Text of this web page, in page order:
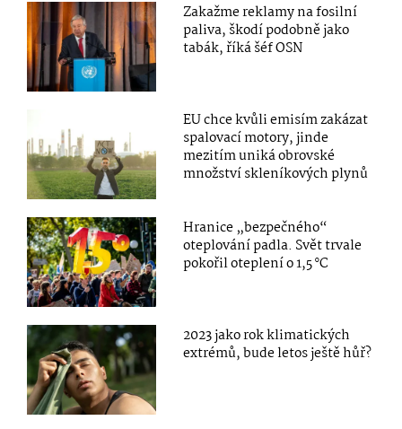
Zakažme reklamy na fosilní
paliva, škodí podobně jako
tabák, říká šéf OSN
EU chce kvůli emisím zakázat
spalovací motory, jinde
mezitím uniká obrovské
množství skleníkových plynů
Hranice „bezpečného“
oteplování padla. Svět trvale
pokořil oteplení o 1,5 °C
2023 jako rok klimatických
extrémů, bude letos ještě hůř?